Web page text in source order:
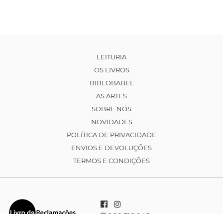
LEITURIA
OS LIVROS
BIBLOBABEL
AS ARTES
SOBRE NÓS
NOVIDADES
POLÍTICA DE PRIVACIDADE
ENVIOS E DEVOLUÇÕES
TERMOS E CONDIÇÕES